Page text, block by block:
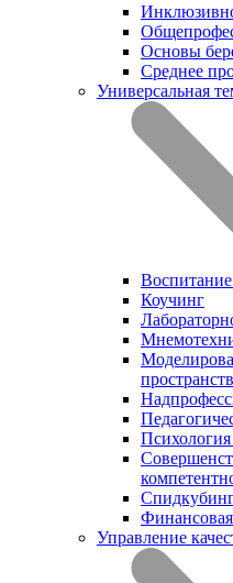
Основы
Среднее
Универсальная
Коучинг
Управление